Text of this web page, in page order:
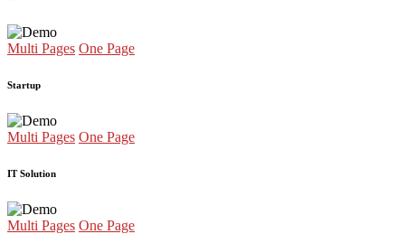
Multi Pages One Page
Startup
Multi Pages One Page
IT Solution
Multi Pages One Page